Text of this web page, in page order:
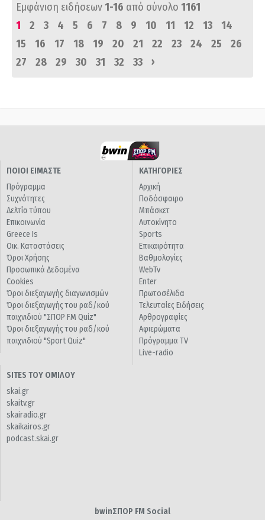
Εμφάνιση ειδήσεων1-16 από σύνολο 1161
1
2 3 4 5 6 7 8 9 10 11 12 13
14
15
16 17 18 19 20 21 22 23 24 25
26
27
28 29 30 31 32 33 ›
ΠΟΙΟΙ ΕΙΜΑΣΤΕ
Πρόγραμμα
Συχνότητες
Δελτία τύπου
Επικοινωνία
Greece Is
Οικ. Καταστάσεις
Όροι Χρήσης
Προσωπικά Δεδομένα
Cookies
Όροι διεξαγωγής διαγωνισμών
Όροι διεξαγωγής του ραδ/κού
παιχνιδιού "ΣΠΟΡ FM Quiz"
Όροι διεξαγωγής του ραδ/κού
παιχνιδιού "Sport Quiz"
ΚΑΤΗΓΟΡΙΕΣ
Αρχική
Ποδόσφαιρο
Μπάσκετ
Αυτοκίνητο
Sports
Επικαιρότητα
Βαθμολογίες
WebTv
Enter
Πρωτοσέλιδα
Τελευταίες Ειδήσεις
Αρθρογραφίες
Αφιερώματα
Πρόγραμμα TV
Live-radio
SITES ΤΟΥ ΟΜΙΛΟΥ
skai.gr
skaitv.gr
skairadio.gr
skaikairos.gr
podcast.skai.gr
bwinΣΠΟΡ FM Social